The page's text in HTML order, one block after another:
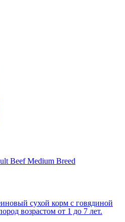
Beef Medium Breed
сухой корм с говядиной
возрастом от 1 до 7 лет.